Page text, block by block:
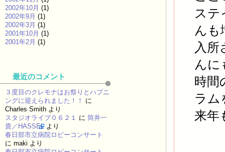
ステ
んも
入所
んに
時間
ラム
来年
2002年10月 (1)
2002年9月 (1)
2002年3月 (1)
2001年10月 (1)
2001年2月 (1)
最近のコメント
３度目のクレモナはお祭りとハプニ
ングに迎えられました！！
に
Charles Smith より
スタジオライブ０６２１ に 筒井一
貴／HASSEL より
春日部市立病院ロビーコンサート
に maki より